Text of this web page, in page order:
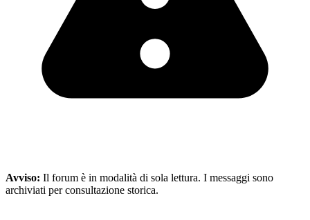
Avviso: Il forum è in modalità di sola lettura. I messaggi sono
archiviati per consultazione storica.